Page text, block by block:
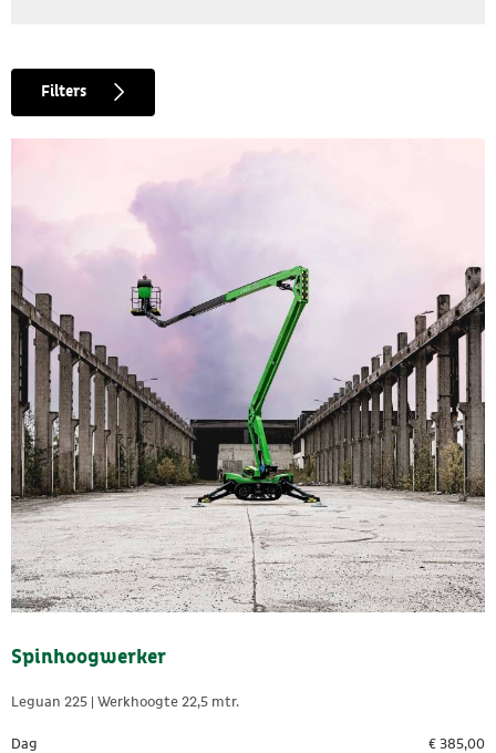
Filters
Spinhoogwerker
Leguan 225 | Werkhoogte 22,5 mtr.
Dag € 385,00